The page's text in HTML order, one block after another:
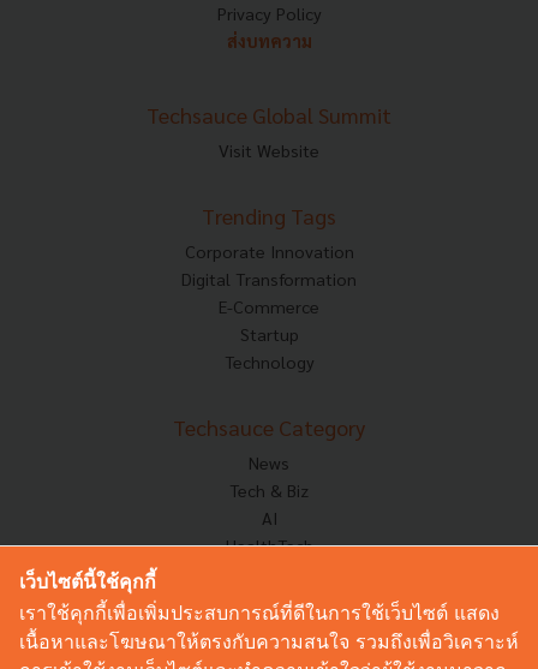
Privacy Policy
ส่งบทความ
Techsauce Global Summit
Visit Website
Trending Tags
Corporate Innovation
Digital Transformation
E-Commerce
Startup
Technology
Techsauce Category
News
Tech & Biz
AI
HealthTech
Corp Innov
Saucy Thoughts
Based On
เว็บไซต์นี้ใช้คุกกี้
เราใช้คุกกี้เพื่อเพิ่มประสบการณ์ที่ดีในการใช้เว็บไซต์ แสดง
เนื้อหาและโฆษณาให้ตรงกับความสนใจ รวมถึงเพื่อวิเคราะห์